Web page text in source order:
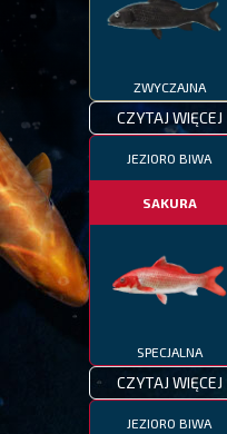
ZWYCZAJNA
CZYTAJ WIĘCEJ
JEZIORO BIWA
SAKURA
SPECJALNA
CZYTAJ WIĘCEJ
JEZIORO BIWA